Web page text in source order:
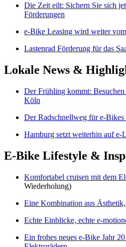
Die Zeit eilt: Sichern Sie sich
Förderungen
e-Bike Leasing wird weiter
Lastenrad Förderung für das
Lokale News &
Der Frühling kommt:
Köln
Der Radschnellweg für e-
Hamburg setzt weiterhin auf e-
E-Bike Lifestyle &
Komfortabel cruisen mit dem
Wiederholung)
Eine Kombination aus
Echte Einblicke, echte e-
Ein frohes neues e-Bike Jahr